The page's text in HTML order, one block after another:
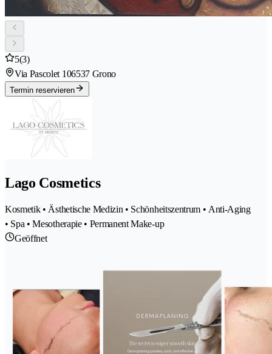
5(3)
Via Pascolet 106537 Grono
Termin reservieren
Lago Cosmetics
Kosmetik • Ästhetische Medizin • Schönheitszentrum • Anti-Aging
• Spa • Mesotherapie • Permanent Make-up
Geöffnet